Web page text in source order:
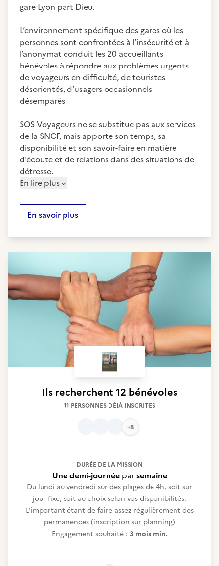
gare Lyon part Dieu.
L’environnement spécifique des gares où les
personnes sont confrontées à l’insécurité et à
l’anonymat conduit les 20 accueillants
bénévoles à répondre aux problèmes urgents
de voyageurs en difficulté, de touristes
désorientés, d’usagers occasionnels
désemparés.
SOS Voyageurs ne se substitue pas aux services
de la SNCF, mais apporte son temps, sa
disponibilité et son savoir-faire en matière
d’écoute et de relations dans des situations de
détresse.
En lire plus
En savoir plus
Ils recherchent 12 bénévoles
11 PERSONNES DÉJÀ INSCRITES
+8
DURÉE DE LA MISSION
Une demi-journéeparsemaine
Du lundi au vendredi sur des plages de 4h, soit sur
jour fixe, soit au choix selon vos disponibilités.
L'important étant de faire assez régulièrement des
permanences (inscription sur planning)
Engagement souhaité : 3 mois min.